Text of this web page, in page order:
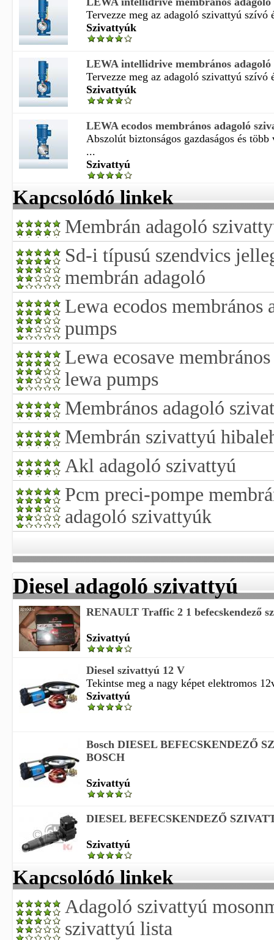
Tervezze meg az adagoló szivattyú szívó
Szivattyúk
LEWA intellidrive membrános
Tervezze meg az adagoló szivattyú szívó
Szivattyúk
LEWA ecodos membrános adagoló
Abszolút biztonságos gazdaságos és
...
Szivattyú
Kapcsolódó linkek
Membrán adagoló
Sd-i típusú szendvics
membrán adagoló
Lewa ecodos membrános
pumps
Lewa ecosave
lewa pumps
Membrános adagoló
Membrán szivattyú
Akl adagoló szivattyú
Pcm preci-pompe
adagoló szivattyúk
Diesel adagoló szivattyú
RENAULT Traffic 2 1 befecskendező
Szivattyú
Diesel szivattyú 12 V
Tekintse meg a nagy képet elektromos
Szivattyú
Bosch DIESEL BEFECSKENDEZŐ
BOSCH
Szivattyú
DIESEL BEFECSKENDEZŐ
Szivattyú
Kapcsolódó linkek
Adagoló szivattyú
szivattyú lista